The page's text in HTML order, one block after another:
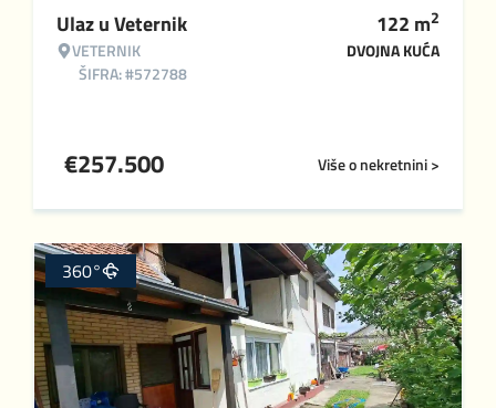
Ulaz u Veternik
VETERNIK
ŠIFRA: #572788
122 m2
DVOJNA KUĆA
Više o nekretnini >
€257.500
360°